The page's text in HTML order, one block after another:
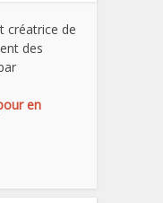
créatrice de
des
en